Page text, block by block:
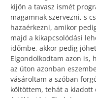
kijön a tavasz ismét
magamnak szervezni, s
hazaérkezni, amikor
majd a kikapcsolódási
időmbe, akkor pedig
Elgondolkodtam azon is,
az úton azonban
vásároltam a szóban
költöttem, tehát a kiadott